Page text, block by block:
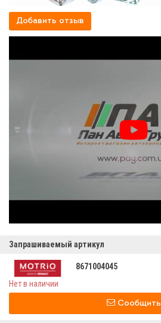
Добавить отзыв
Запрашиваемый артикул
8671004045
Нет в наличии
Сообщить